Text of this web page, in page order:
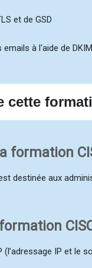
et de GSD
à l'aide de
cette
formation
destinée aux
IP et le